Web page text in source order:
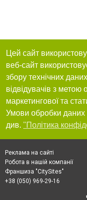
Цей сайт
веб-сайт
збору технічних
відвідувачів з метою
маркетингової та
Умови обробки даних
див. "Політика
Реклама на сайті
Робота в нашій компанії
Франшиза "CitySites"
+38 (050) 969-29-16